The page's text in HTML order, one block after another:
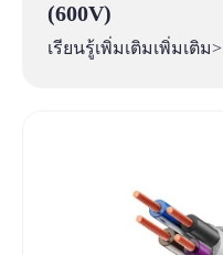
(600V)
เรียนรู้เพิ่มเติมเพิ่มเติม>